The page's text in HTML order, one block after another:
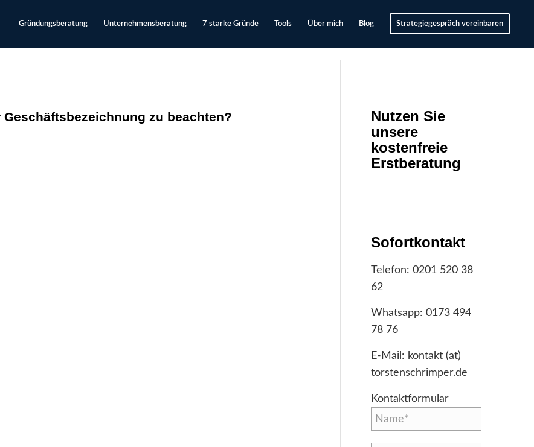
Gründungsberatung Unternehmensberatung 7 starke Gründe Tools Über mich Blog Strategiegespräch vereinbaren
Geschäftsbezeichnung zu beachten?
Nutzen Sie
unsere
kostenfreie
Erstberatung
Sofortkontakt
Telefon: 0201 520 38
62
Whatsapp: 0173 494
78 76
E-Mail: kontakt (at)
torstenschrimper.de
Kontaktformular